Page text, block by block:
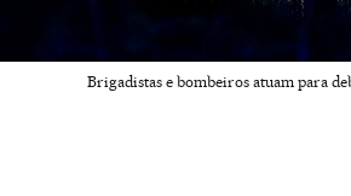
Brigadistas e bombeiros atuam para